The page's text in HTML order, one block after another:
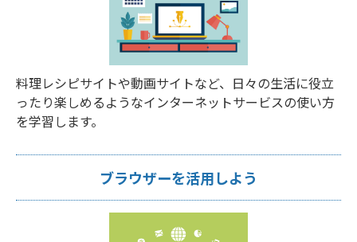
料理レシピサイトや動画サイトなど、日々の生活に役立
ったり楽しめるようなインターネットサービスの使い方
を学習します。
ブラウザーを活用しよう